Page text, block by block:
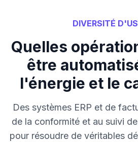
DIVERSITÉ
Quelles
être
l'énergie et le
Des systèmes ERP et de
de la conformité et au suivi
pour résoudre de véritables